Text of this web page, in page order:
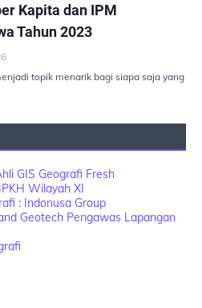
Kapita dan IPM
Tahun 2023
topik menarik bagi siapa saja yang
GIS Geografi Fresh
Wilayah XI
: Indonusa Group
Geotech Pengawas Lapangan